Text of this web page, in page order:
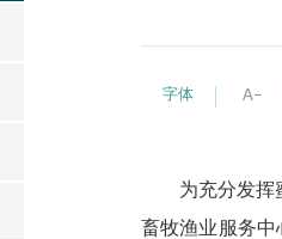
字体
为充分发挥
畜牧渔业服务中